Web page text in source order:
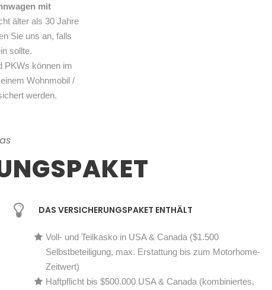
mit
älter als 30 Jahre
Sie uns an, falls
sollte.
PKWs können im
Wohnmobil /
werden.
DAS VERSICHERUNGSPAKET ENTHÄLT
Voll- und Teilkasko in USA & Canada ($1.500
Selbstbeteiligung, max. Erstattung bis zum Motorhome-
Zeitwert)
Haftpflicht bis $500.000 USA & Canada (kombiniertes,